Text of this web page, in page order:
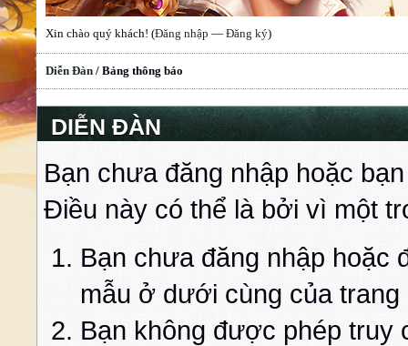
Xin chào quý khách! (Đăng nhập — Đăng ký)
Diễn Đàn / Bảng thông báo
DIỄN ĐÀN
Bạn chưa đăng nhập hoặc
Điều này có thể là bởi vì một
Bạn chưa đăng nhập hoặc
mẫu ở dưới cùng của trang
Bạn không được phép truy